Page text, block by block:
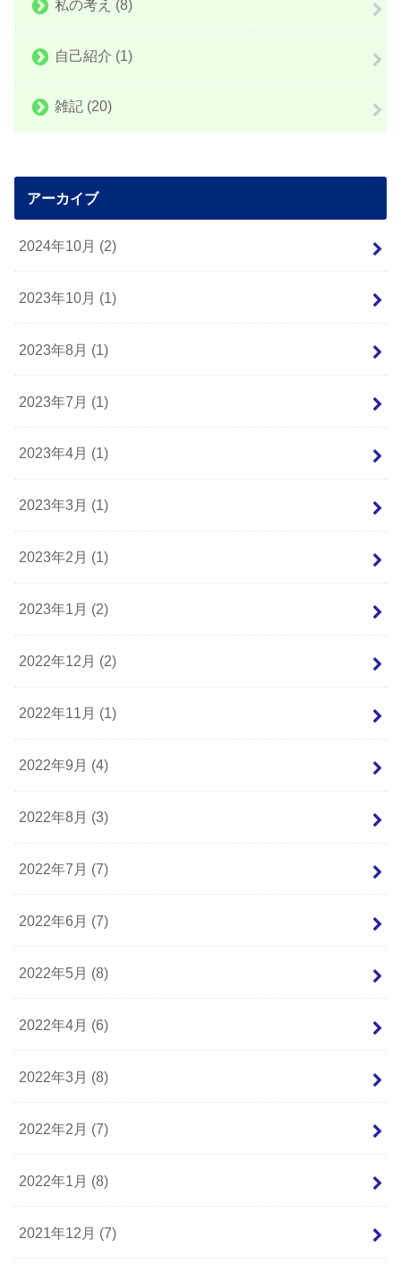
私の考え (8)
自己紹介 (1)
雑記 (20)
アーカイブ
2024年10月 (2)
2023年10月 (1)
2023年8月 (1)
2023年7月 (1)
2023年4月 (1)
2023年3月 (1)
2023年2月 (1)
2023年1月 (2)
2022年12月 (2)
2022年11月 (1)
2022年9月 (4)
2022年8月 (3)
2022年7月 (7)
2022年6月 (7)
2022年5月 (8)
2022年4月 (6)
2022年3月 (8)
2022年2月 (7)
2022年1月 (8)
2021年12月 (7)